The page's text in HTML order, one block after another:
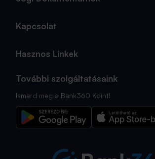
Kapcsolat
Hasznos Linkek
További szolgáltatásaink
Ismerd meg a Bank360 Koint!